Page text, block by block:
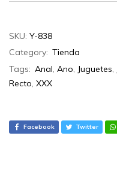
SKU: Y-838
Category: Tienda
Tags: Anal, Ano, Juguetes,
Recto, XXX
Facebook Twitter